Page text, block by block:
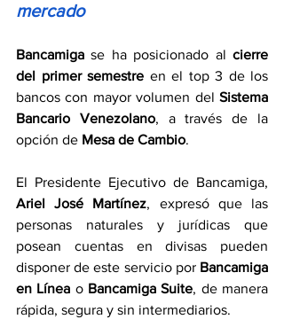
mercado
Bancamiga se ha posicionado al cierre
del primer semestre en el top 3 de los
bancos con mayor volumen del Sistema
Bancario Venezolano, a través de la
opción de Mesa de Cambio.
Ariel José Martínez, expresó que las
personas naturales y jurídicas que
posean cuentas en divisas pueden
disponer de este servicio por Bancamiga
en Línea o Bancamiga Suite, de manera
rápida, segura y sin intermediarios.